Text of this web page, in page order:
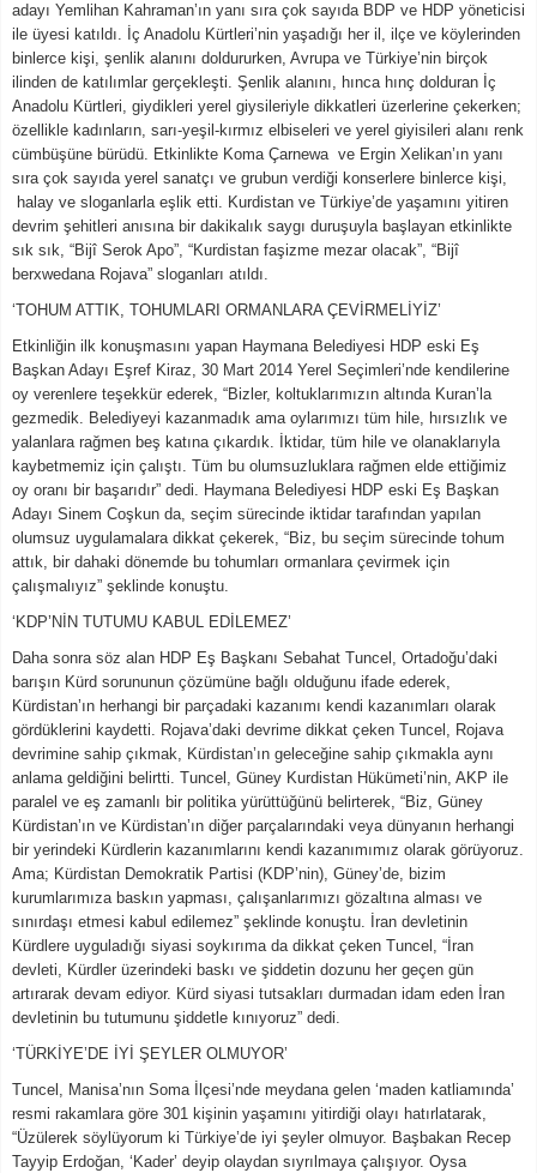
adayı Yemlihan Kahraman’ın yanı sıra çok sayıda BDP ve HDP yöneticisi
ile üyesi katıldı. İç Anadolu Kürtleri’nin yaşadığı her il, ilçe ve köylerinden
binlerce kişi, şenlik alanını doldururken, Avrupa ve Türkiye’nin birçok
ilinden de katılımlar gerçekleşti. Şenlik alanını, hınca hınç dolduran İç
Anadolu Kürtleri, giydikleri yerel giysileriyle dikkatleri üzerlerine çekerken;
özellikle kadınların, sarı-yeşil-kırmız elbiseleri ve yerel giyisileri alanı renk
cümbüşüne bürüdü. Etkinlikte Koma Çarnewa ve Ergin Xelikan’ın yanı
sıra çok sayıda yerel sanatçı ve grubun verdiği konserlere binlerce kişi,
halay ve sloganlarla eşlik etti. Kurdistan ve Türkiye’de yaşamını yitiren
devrim şehitleri anısına bir dakikalık saygı duruşuyla başlayan etkinlikte
sık sık, “Bijî Serok Apo”, “Kurdistan faşizme mezar olacak”, “Bijî
berxwedana Rojava” sloganları atıldı.
‘TOHUM ATTIK, TOHUMLARI ORMANLARA ÇEVİRMELİYİZ’
Etkinliğin ilk konuşmasını yapan Haymana Belediyesi HDP eski Eş
Başkan Adayı Eşref Kiraz, 30 Mart 2014 Yerel Seçimleri’nde kendilerine
oy verenlere teşekkür ederek, “Bizler, koltuklarımızın altında Kuran’la
gezmedik. Belediyeyi kazanmadık ama oylarımızı tüm hile, hırsızlık ve
yalanlara rağmen beş katına çıkardık. İktidar, tüm hile ve olanaklarıyla
kaybetmemiz için çalıştı. Tüm bu olumsuzluklara rağmen elde ettiğimiz
oy oranı bir başarıdır” dedi. Haymana Belediyesi HDP eski Eş Başkan
Adayı Sinem Coşkun da, seçim sürecinde iktidar tarafından yapılan
olumsuz uygulamalara dikkat çekerek, “Biz, bu seçim sürecinde tohum
attık, bir dahaki dönemde bu tohumları ormanlara çevirmek için
çalışmalıyız” şeklinde konuştu.
‘KDP’NİN TUTUMU KABUL EDİLEMEZ’
Daha sonra söz alan HDP Eş Başkanı Sebahat Tuncel, Ortadoğu’daki
barışın Kürd sorununun çözümüne bağlı olduğunu ifade ederek,
Kürdistan’ın herhangi bir parçadaki kazanımı kendi kazanımları olarak
gördüklerini kaydetti. Rojava’daki devrime dikkat çeken Tuncel, Rojava
devrimine sahip çıkmak, Kürdistan’ın geleceğine sahip çıkmakla aynı
anlama geldiğini belirtti. Tuncel, Güney Kurdistan Hükümeti’nin, AKP ile
paralel ve eş zamanlı bir politika yürüttüğünü belirterek, “Biz, Güney
Kürdistan’ın ve Kürdistan’ın diğer parçalarındaki veya dünyanın herhangi
bir yerindeki Kürdlerin kazanımlarını kendi kazanımımız olarak görüyoruz.
Ama; Kürdistan Demokratik Partisi (KDP’nin), Güney’de, bizim
kurumlarımıza baskın yapması, çalışanlarımızı gözaltına alması ve
sınırdaşı etmesi kabul edilemez” şeklinde konuştu. İran devletinin
Kürdlere uyguladığı siyasi soykırıma da dikkat çeken Tuncel, “İran
devleti, Kürdler üzerindeki baskı ve şiddetin dozunu her geçen gün
artırarak devam ediyor. Kürd siyasi tutsakları durmadan idam eden İran
devletinin bu tutumunu şiddetle kınıyoruz” dedi.
‘TÜRKİYE’DE İYİ ŞEYLER OLMUYOR’
Tuncel, Manisa’nın Soma İlçesi’nde meydana gelen ‘maden katliamında’
resmi rakamlara göre 301 kişinin yaşamını yitirdiği olayı hatırlatarak,
“Üzülerek söylüyorum ki Türkiye’de iyi şeyler olmuyor. Başbakan Recep
Tayyip Erdoğan, ‘Kader’ deyip olaydan sıyrılmaya çalışıyor. Oysa